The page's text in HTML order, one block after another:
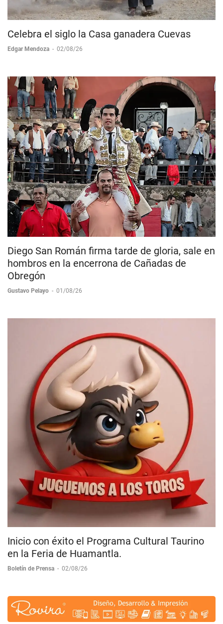
Celebra el siglo la Casa ganadera Cuevas
Edgar Mendoza - 02/08/26
Diego San Román firma tarde de gloria, sale en
hombros en la encerrona de Cañadas de
Obregón
Gustavo Pelayo - 01/08/26
Inicio con éxito el Programa Cultural Taurino
en la Feria de Huamantla.
Boletín de Prensa - 02/08/26